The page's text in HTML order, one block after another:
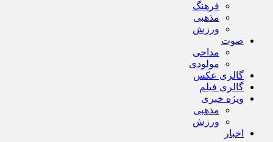
فرهنگ
مذهبی
ورزش
صوت
مداحی
مولودی
گالری عکس
گالری فیلم
ویژه خبری
مذهبی
ورزش
اخبار